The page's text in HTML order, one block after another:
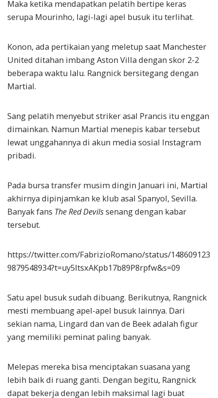
Maka ketika mendapatkan pelatih bertipe keras
serupa Mourinho, lagi-lagi apel busuk itu terlihat.
Konon, ada pertikaian yang meletup saat Manchester
United ditahan imbang Aston Villa dengan skor 2-2
beberapa waktu lalu. Rangnick bersitegang dengan
Martial.
Sang pelatih menyebut striker asal Prancis itu enggan
dimainkan. Namun Martial menepis kabar tersebut
lewat unggahannya di akun media sosial Instagram
pribadi.
Pada bursa transfer musim dingin Januari ini, Martial
akhirnya dipinjamkan ke klub asal Spanyol, Sevilla.
Banyak fans The Red Devilssenang dengan kabar
tersebut.
https://twitter.com/FabrizioRomano/status/148609123
9879548934?t=uy5ItsxAKpb17b89P8rpfw&s=09
Satu apel busuk sudah dibuang. Berikutnya, Rangnick
mesti membuang apel-apel busuk lainnya. Dari
sekian nama, Lingard dan van de Beek adalah figur
yang memiliki peminat paling banyak.
Melepas mereka bisa menciptakan suasana yang
lebih baik di ruang ganti. Dengan begitu, Rangnick
dapat bekerja dengan lebih maksimal lagi buat